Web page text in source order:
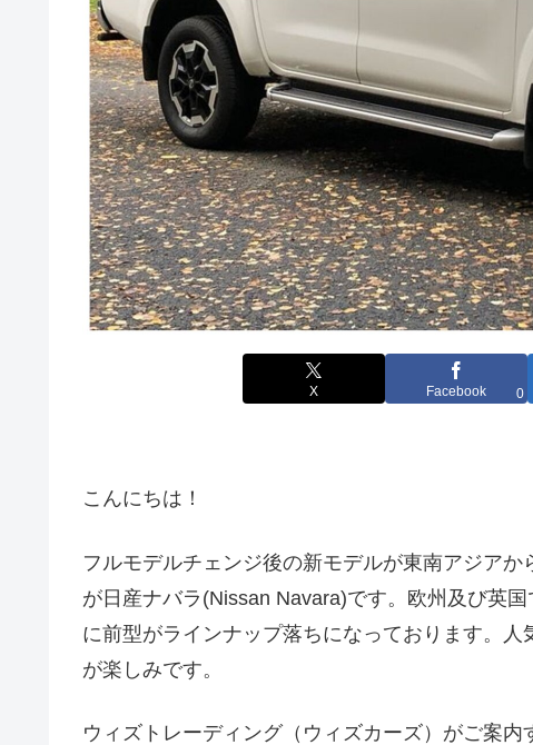
X Facebook 0
こんにちは！
フルモデルチェンジ後の新モデルが東南アジア
が日産ナバラ(Nissan Navara)です。欧州及び英
に前型がラインナップ落ちになっております。
が楽しみです。
ウィズトレーディング（ウィズカーズ）がご案